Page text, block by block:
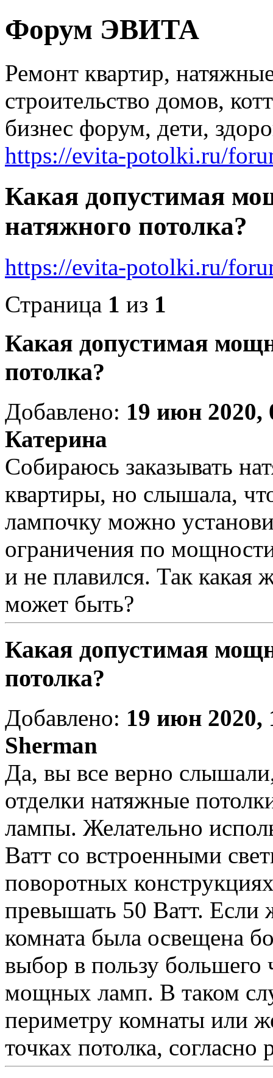
Форум ЭВИТА
Ремонт квартир,
строительство домов,
бизнес форум, дети,
https://evita-potolki.ru/
Какая допустимая
натяжного потолка?
https://evita-potolki.ru/
Страница 1 из 1
Какая допустимая
потолка?
Добавлено: 19 июн 2020,
Катерина
Собираюсь заказывать
квартиры, но слышала,
лампочку можно
ограничения по
и не плавился. Так
может быть?
Какая допустимая
потолка?
Добавлено: 19 июн 2020,
Sherman
Да, вы все верно
отделки натяжные
лампы. Желательно
Ватт со встроенными
поворотных
превышать 50 Ватт. Если
комната была освещена
выбор в пользу большего
мощных ламп. В таком
периметру комнаты или
точках потолка, согласно